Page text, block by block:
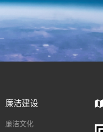
0086-0573-88585392
廉洁建设
廉洁文化